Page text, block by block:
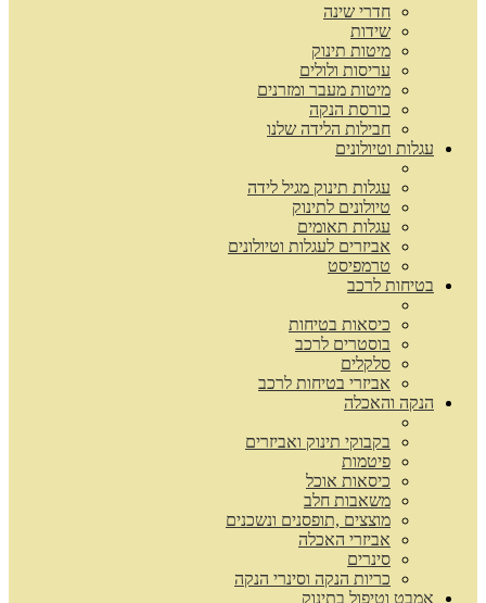
חדרי שינה
שידות
מיטות תינוק
עריסות ולולים
מיטות מעבר ומזרנים
כורסת הנקה
חבילות הלידה שלנו
עגלות וטיולונים
עגלות תינוק מגיל לידה
טיולונים לתינוק
עגלות תאומים
אביזרים לעגלות וטיולונים
טרמפיסט
בטיחות לרכב
כיסאות בטיחות
בוסטרים לרכב
סלקלים
אביזרי בטיחות לרכב
הנקה והאכלה
בקבוקי תינוק ואביזרים
פיטמות
כיסאות אוכל
משאבות חלב
מוצצים ,תופסנים ונשכנים
אביזרי האכלה
סינרים
כריות הנקה וסינרי הנקה
אמבט וטיפול בתינוק